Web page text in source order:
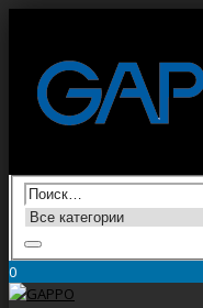
0